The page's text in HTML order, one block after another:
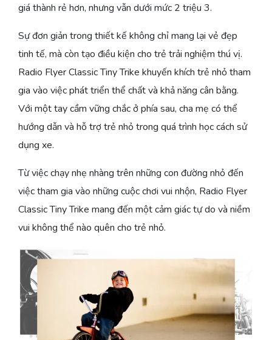
giá thành rẻ hơn, nhưng vẫn dưới mức 2 triệu 3.
Sự đơn giản trong thiết kế không chỉ mang lại vẻ đẹp
tinh tế, mà còn tạo điều kiện cho trẻ trải nghiệm thú vị.
Radio Flyer Classic Tiny Trike khuyến khích trẻ nhỏ tham
gia vào việc phát triển thể chất và khả năng cân bằng.
Với một tay cầm vững chắc ở phía sau, cha mẹ có thể
hướng dẫn và hỗ trợ trẻ nhỏ trong quá trình học cách sử
dụng xe.
Từ việc chạy nhẹ nhàng trên những con đường nhỏ đến
việc tham gia vào những cuộc chơi vui nhộn, Radio Flyer
Classic Tiny Trike mang đến một cảm giác tự do và niềm
vui không thể nào quên cho trẻ nhỏ.